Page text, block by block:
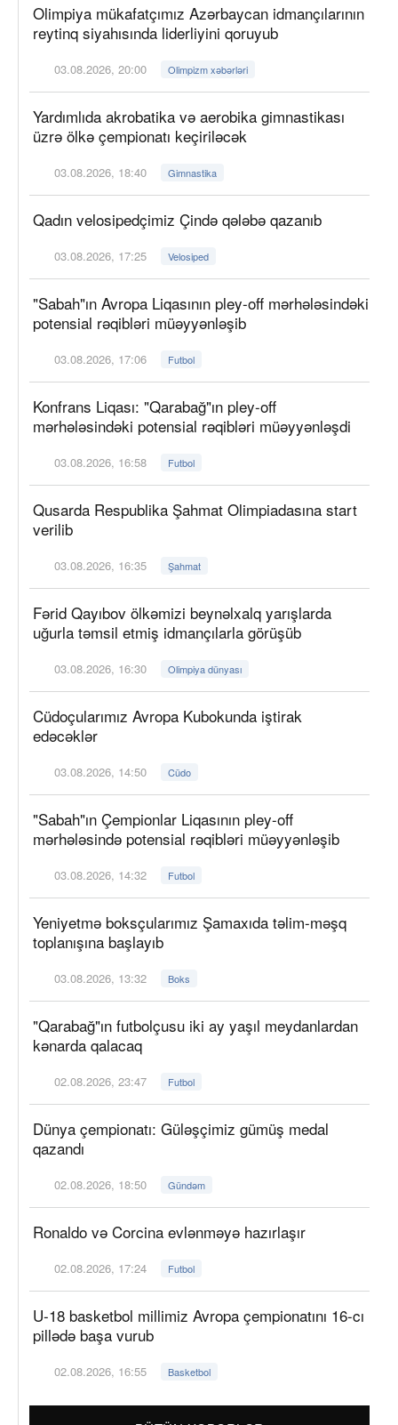
Olimpiya mükafatçımız Azərbaycan idmançılarının
reytinq siyahısında liderliyini qoruyub
03.08.2026, 20:00 Olimpizm xəbərləri
Yardımlıda akrobatika və aerobika gimnastikası
üzrə ölkə çempionatı keçiriləcək
03.08.2026, 18:40 Gimnastika
Qadın velosipedçimiz Çində qələbə qazanıb
03.08.2026, 17:25 Velosiped
"Sabah"ın Avropa Liqasının pley-off mərhələsindəki
potensial rəqibləri müəyyənləşib
03.08.2026, 17:06 Futbol
Konfrans Liqası: "Qarabağ"ın pley-off
mərhələsindəki potensial rəqibləri müəyyənləşdi
03.08.2026, 16:58 Futbol
Qusarda Respublika Şahmat Olimpiadasına start
verilib
03.08.2026, 16:35 Şahmat
Fərid Qayıbov ölkəmizi beynəlxalq yarışlarda
uğurla təmsil etmiş idmançılarla görüşüb
03.08.2026, 16:30 Olimpiya dünyası
Cüdoçularımız Avropa Kubokunda iştirak
edəcəklər
03.08.2026, 14:50 Cüdo
"Sabah"ın Çempionlar Liqasının pley-off
mərhələsində potensial rəqibləri müəyyənləşib
03.08.2026, 14:32 Futbol
Yeniyetmə boksçularımız Şamaxıda təlim-məşq
toplanışına başlayıb
03.08.2026, 13:32 Boks
"Qarabağ"ın futbolçusu iki ay yaşıl meydanlardan
kənarda qalacaq
02.08.2026, 23:47 Futbol
Dünya çempionatı: Güləşçimiz gümüş medal
qazandı
02.08.2026, 18:50 Gündəm
Ronaldo və Corcina evlənməyə hazırlaşır
02.08.2026, 17:24 Futbol
U-18 basketbol millimiz Avropa çempionatını 16-cı
pillədə başa vurub
02.08.2026, 16:55 Basketbol